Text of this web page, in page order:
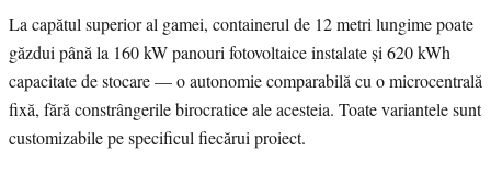
La capătul superior al gamei, containerul de 12 metri lungime poate
găzdui până la 160 kW panouri fotovoltaice instalate și 620 kWh
capacitate de stocare — o autonomie comparabilă cu o microcentrală
fixă, fără constrângerile birocratice ale acesteia. Toate variantele sunt
customizabile pe specificul fiecărui proiect.